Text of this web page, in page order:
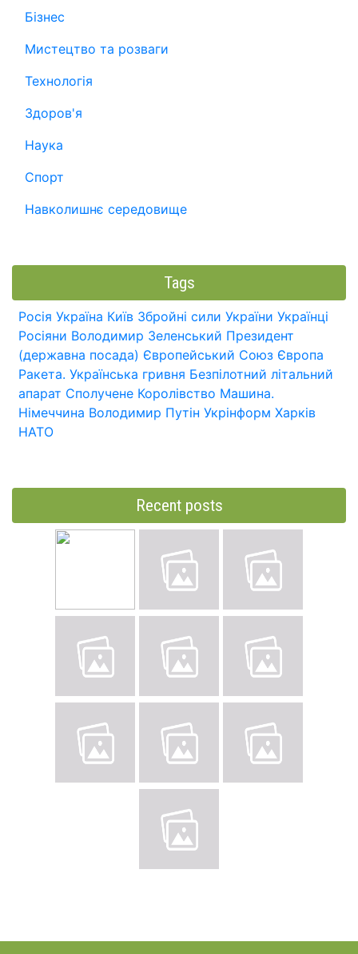
Бізнес
Мистецтво та розваги
Технологія
Здоров'я
Наука
Спорт
Навколишнє середовище
Tags
Росія Україна Київ Збройні сили України Українці
Росіяни Володимир Зеленський Президент
(державна посада) Європейський Союз Європа
Ракета. Українська гривня Безпілотний літальний
апарат Сполучене Королівство Машина.
Німеччина Володимир Путін Укрінформ Харків
НАТО
Recent posts